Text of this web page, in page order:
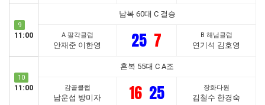
9
11:00
남복 60대 C 결승
A 팔각클럽
안재준 이한영 25 7 B 해님클럽
연기석 김호영
10
11:00
혼복 55대 C A조
감골클럽
남운섭 방미자 16 25 장화다원
김철수 한경숙